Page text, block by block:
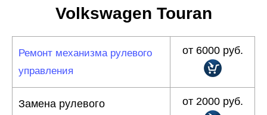
Volkswagen Touran
Ремонт механизма рулевого
управления
от 6000 руб.
Замена рулевого
от 2000 руб.